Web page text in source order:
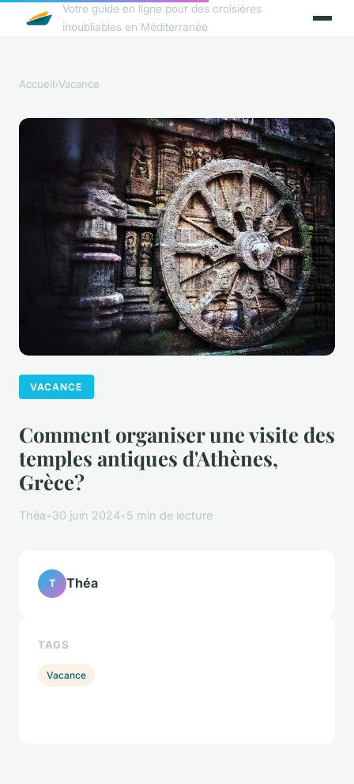
Votre guide en ligne pour des croisières
inoubliables en Méditerranée
Accueil›Vacance
VACANCE
Comment organiser une visite des
temples antiques d'Athènes,
Grèce?
Théa•30 juin 2024•5 min de lecture
T Théa
TAGS
Vacance